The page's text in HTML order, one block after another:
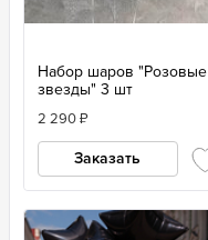
Набор шаров "Розовые
звезды" 3 шт
2 290₽
Заказать